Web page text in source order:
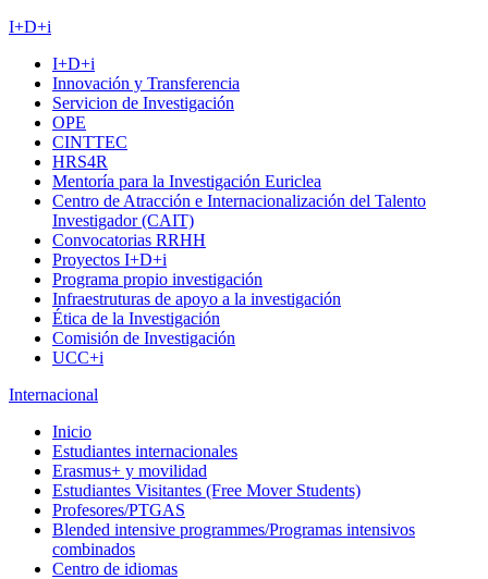
I+D+i
I+D+i
Innovación y Transferencia
Servicion de Investigación
OPE
CINTTEC
HRS4R
Mentoría para la Investigación Euriclea
Centro de Atracción e Internacionalización del Talento
Investigador (CAIT)
Convocatorias RRHH
Proyectos I+D+i
Programa propio investigación
Infraestruturas de apoyo a la investigación
Ética de la Investigación
Comisión de Investigación
UCC+i
Internacional
Inicio
Estudiantes internacionales
Erasmus+ y movilidad
Estudiantes Visitantes (Free Mover Students)
Profesores/PTGAS
Blended intensive programmes/Programas intensivos
combinados
Centro de idiomas